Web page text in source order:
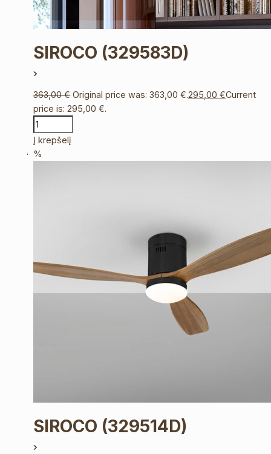
SIROCO (329583D)
363,00€ Original price was: 363,00 €.295,00€Current
price is: 295,00 €.
Į krepšelį
%
SIROCO (329514D)